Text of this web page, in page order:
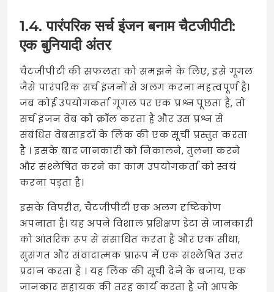
1.4. पारंपरिक सर्च इंजन बनाम चैटजीपीटी:
एक बुनियादी अंतर
चैटजीपीटी की सफलता को समझने के लिए, इसे गूगल
जैसे पारंपरिक सर्च इंजनों से अलग करना महत्वपूर्ण है।
जब कोई उपयोगकर्ता गूगल पर एक प्रश्न पूछता है, तो
सर्च इंजन वेब को क्रॉल करता है और उस प्रश्न से
संबंधित वेबसाइटों के लिंक की एक सूची प्रस्तुत करता
है । इसके बाद जानकारी को निकालने, तुलना करने
और संश्लेषित करने का काम उपयोगकर्ता को स्वयं
करना पड़ता है।
इसके विपरीत, चैटजीपीटी एक अलग दृष्टिकोण
अपनाता है। यह अपने विशाल प्रशिक्षण डेटा से जानकारी
को आंतरिक रूप से संसाधित करता है और एक सीधा,
सुसंगत और संवादात्मक प्रारूप में एक संश्लेषित उत्तर
प्रदान करता है । यह लिंक की सूची देने के बजाय, एक
जानकार सहायक की तरह कार्य करता है जो आपके